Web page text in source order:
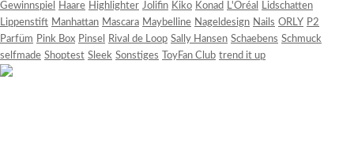
Gewinnspiel
Haare Highlighter Jolifin Kiko Konad L'Oréal
Lidschatten
Lippenstift Manhattan Mascara Maybelline Nageldesign Nails ORLY P2
Parfüm Pink Box Pinsel Rival de Loop Sally Hansen Schaebens Schmuck
selfmade Shoptest Sleek Sonstiges ToyFan Club trend it up